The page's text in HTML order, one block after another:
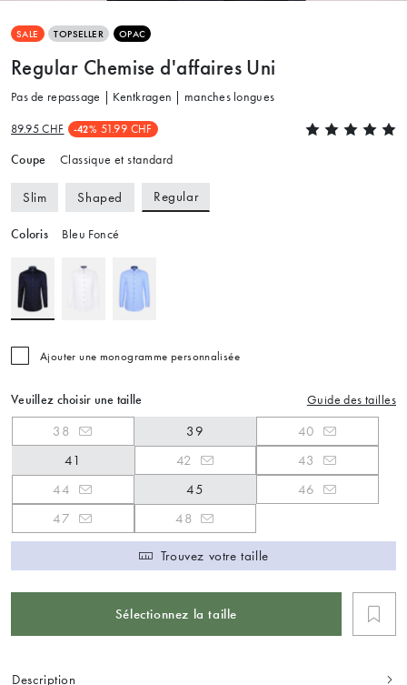
SALE TOPSELLER OPAC
Regular Chemise d'affaires Uni
Pas de repassage | Kentkragen | manches longues
89.95 CHF -42% 51.99 CHF
Coupe Classique et standard
Slim Shaped Regular
Coloris Bleu Foncé
Ajouter une monogramme personnalisée
Veuillez choisir une taille Guide des tailles
38 39
40
41
42
43
44
45
46
47
48
Trouvez votre taille
Sélectionnez la taille
Description